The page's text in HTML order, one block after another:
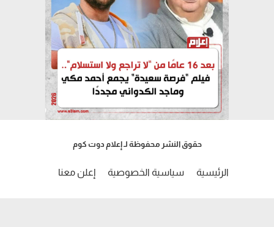
حقوق النشر محفوظة لـ إعلام دوت كوم
الرئيسية سياسية الخصوصية إعلن معنا